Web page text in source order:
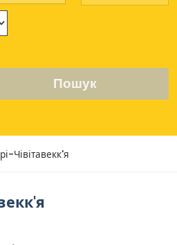
Пошук
Чівітавекк'я